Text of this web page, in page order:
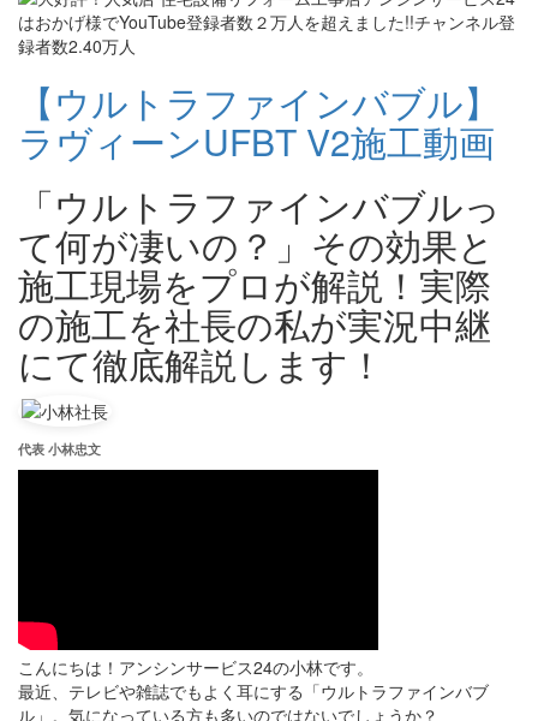
【ウルトラファインバブル】
ラヴィーンUFBT V2施工動画
「ウルトラファインバブルっ
て何が凄いの？」その効果と
施工現場をプロが解説！実際
の施工を社長の私が実況中継
にて徹底解説します！
代表 小林忠文
こんにちは！アンシンサービス24の小林です。
最近、テレビや雑誌でもよく耳にする「ウルトラファインバブ
ル」。気になっている方も多いのではないでしょうか？